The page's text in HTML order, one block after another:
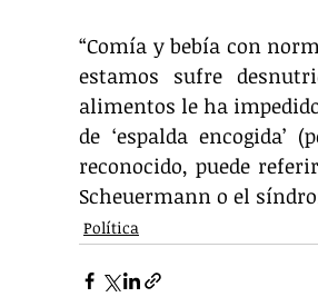
“Comía y bebía con
estamos sufre
alimentos le ha
de ‘espalda
reconocido, puede
Scheuermann o el
Política